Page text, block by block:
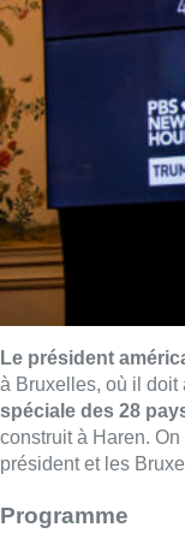
Le président
à Bruxelles, où il doit
spéciale des 28
construit à Haren.
président et les
Programme